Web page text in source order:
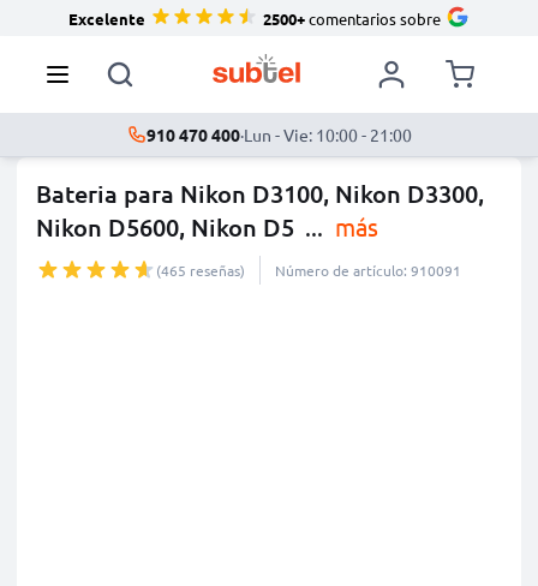
Excelente 2500+comentarios sobre
910 470 400·Lun - Vie: 10:00 - 21:00
Bateria para Nikon D3100, Nikon D3300,
Nikon D5600, Nikon D5 ... más
(465 reseñas) Número de artículo: 910091